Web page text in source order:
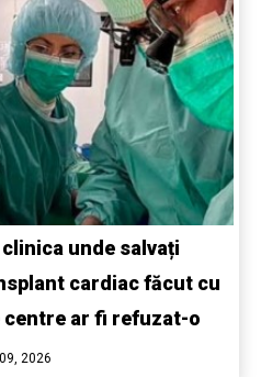
unde salvați
cardiac făcut cu
centre ar fi refuzat-o
2026